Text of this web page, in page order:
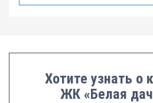
Хотите узнать о
ЖК «Белая